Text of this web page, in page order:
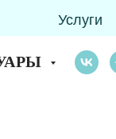
Услуги